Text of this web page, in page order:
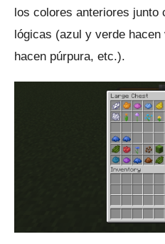
los colores anteriores junto
lógicas (azul y verde
hacen púrpura, etc.).